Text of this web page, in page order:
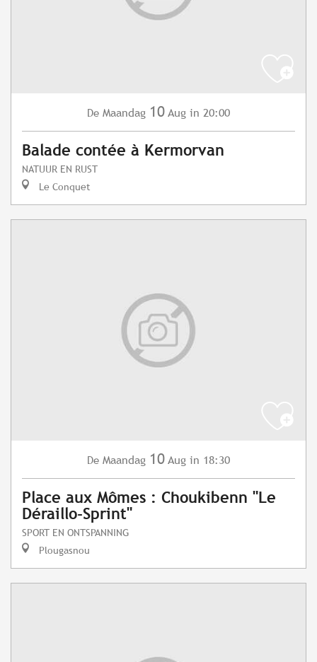
De Maandag 10 Aug in 20:00
Balade contée à Kermorvan
NATUUR EN RUST
Le Conquet
De Maandag 10 Aug in 18:30
Place aux Mômes : Choukibenn "Le
Déraillo-Sprint"
SPORT EN ONTSPANNING
Plougasnou